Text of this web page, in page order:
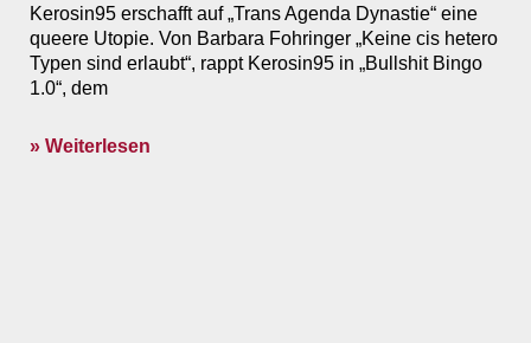
Kerosin95 erschafft auf „Trans Agenda Dynastie“ eine
queere Utopie. Von Barbara Fohringer „Keine cis hetero
Typen sind erlaubt“, rappt Kerosin95 in „Bullshit Bingo
1.0“, dem
» Weiterlesen